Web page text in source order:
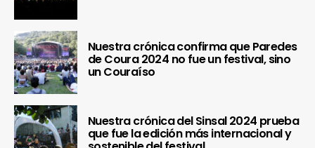
Nuestra crónica confirma que Paredes
de Coura 2024 no fue un festival, sino
un Couraíso
Nuestra crónica del Sinsal 2024 prueba
que fue la edición más internacional y